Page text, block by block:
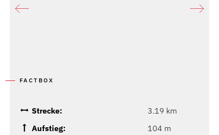
FACTBOX
Strecke:
3.19 km
Aufstieg:
104 m